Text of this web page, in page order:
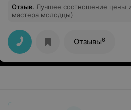
Отзыв. Лучшее соотношение цены
мастера молодцы)
Отзывы6